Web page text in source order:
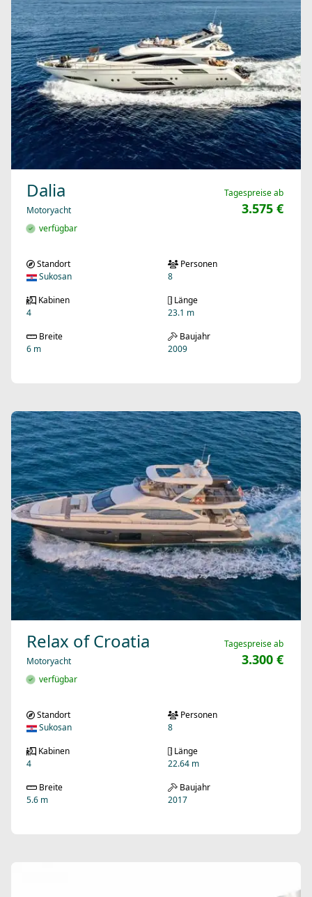
Dalia
Motoryacht
verfügbar
Tagespreise ab
3.575 €
Standort
Sukosan
Personen
8
Kabinen
4
Länge
23.1 m
Breite
6 m
Baujahr
2009
Relax of Croatia
Motoryacht
verfügbar
Tagespreise ab
3.300 €
Standort
Sukosan
Personen
8
Kabinen
4
Länge
22.64 m
Breite
5.6 m
Baujahr
2017